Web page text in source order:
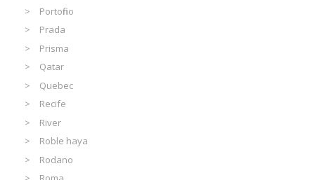
Portofino
Prada
Prisma
Qatar
Quebec
Recife
River
Roble haya
Rodano